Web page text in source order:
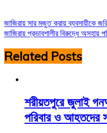
Post
navigation
জাজিরায় সার মজুত করায় ব্যবসায়ীকে
জাজিরায় প্রভাবশালীর বিরুদ্ধে অসহায়
Related Posts
শরীয়তপুরে জুলাই
পরিবার ও আহতদের